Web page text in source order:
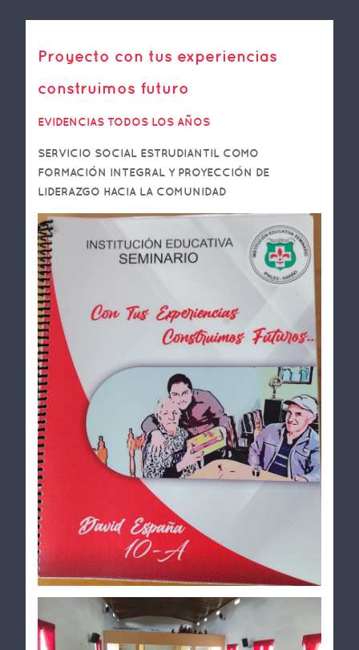
Proyecto con tus experiencias
construimos futuro
EVIDENCIAS TODOS LOS AÑOS
SERVICIO SOCIAL ESTRUDIANTIL COMO
FORMACIÓN INTEGRAL Y PROYECCIÓN DE
LIDERAZGO HACIA LA COMUNIDAD